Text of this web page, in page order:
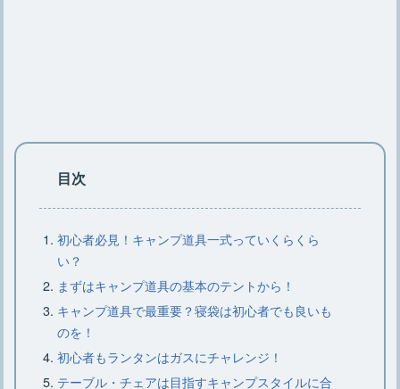
焚き火を安全・簡単に後始末する正し
キャンプで焚き火の灰を処理する簡
単・安全な方法をご紹介
焚き火をするなら知っておこう！正し
目次
初心者必見！キャンプ道具一式っていくらくら
い？
まずはキャンプ道具の基本のテントから！
キャンプ道具で最重要？寝袋は初心者でも良いも
のを！
初心者もランタンはガスにチャレンジ！
テーブル・チェアは目指すキャンプスタイルに合